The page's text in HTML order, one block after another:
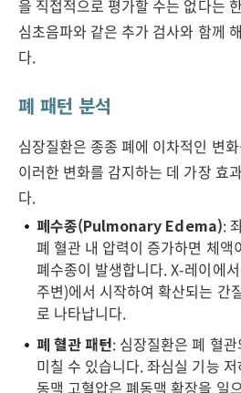
을 직접적으로 평가할 수는 없다는
심초음파와 같은 추가 검사와 함께
다.
폐 패턴 분석
심장질환은 종종 폐에 이차적인 변
이러한 변화를 감지하는 데 가장 효
다.
폐수종(Pulmonary Edema):
폐 혈관 내 압력이 증가하면 체액
폐수종이 발생합니다. X-레이에
주변)에서 시작하여 확산되는 간
로 나타납니다.
폐 혈관 패턴: 심장질환은 폐 혈
미칠 수 있습니다. 좌심실 기능
동맥 고혈압은 폐동맥 확장을 일